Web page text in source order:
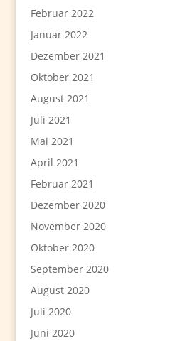
Februar 2022
Januar 2022
Dezember 2021
Oktober 2021
August 2021
Juli 2021
Mai 2021
April 2021
Februar 2021
Dezember 2020
November 2020
Oktober 2020
September 2020
August 2020
Juli 2020
Juni 2020